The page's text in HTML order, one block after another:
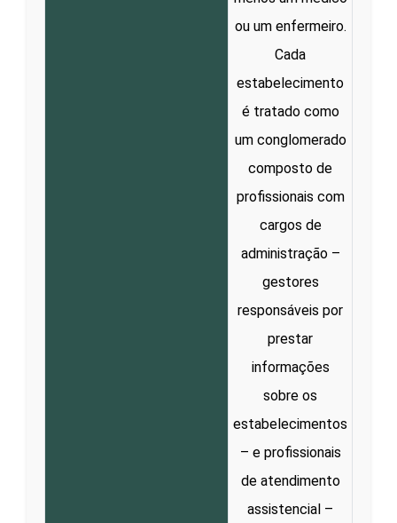
ou um enfermeiro.
Cada
estabelecimento
é tratado como
um conglomerado
composto de
profissionais com
cargos de
administração –
gestores
responsáveis por
prestar
informações
sobre os
estabelecimentos
– e profissionais
de atendimento
assistencial –